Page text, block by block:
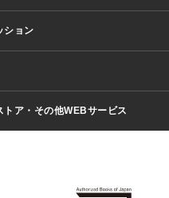
ガ
グジャンプ
ション
報・スポーツ
庫・総合
トア・その他WEBサービス